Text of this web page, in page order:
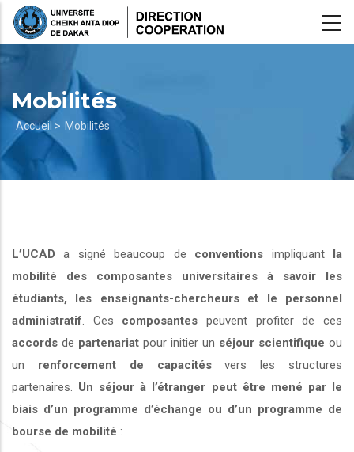
Aller
Mobilités
Fil
d'Ariane
Accueil > Mobilités
L’UCAD a signé beaucoup de conventions impliquant la
mobilité des composantes universitaires à savoir les
étudiants, les enseignants-chercheurs et le personnel
administratif . Ces composantes peuvent profiter de ces
accords de partenariat pour initier un séjour scientifique ou
un renforcement de capacitésvers les structures
partenaires. Un séjour à l’étranger peut être mené par le
biais d’un programme d’échange ou d’un programme de
bourse de mobilité :